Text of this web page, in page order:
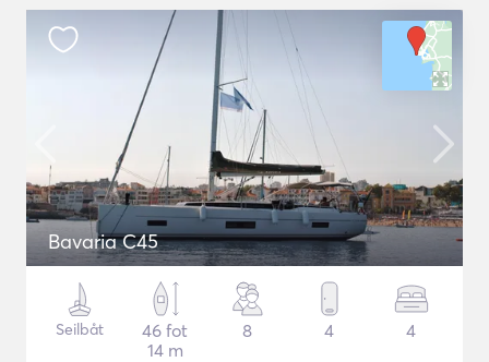
Bavaria C45
Seilbåt
46 fot
14 m
8 4 4